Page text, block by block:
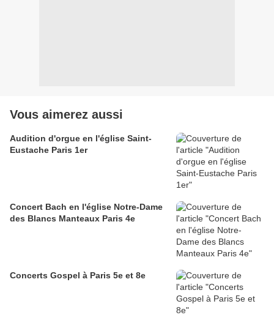
Vous aimerez aussi
Audition d'orgue en l'église Saint-
Eustache Paris 1er
Concert Bach en l'église Notre-Dame
des Blancs Manteaux Paris 4e
Concerts Gospel à Paris 5e et 8e